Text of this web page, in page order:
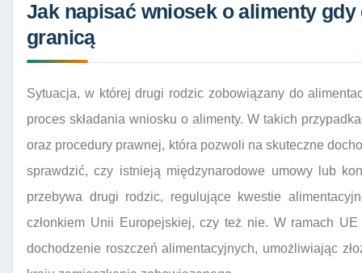
Jak napisać wniosek o alimenty
granicą
Sytuacja, w której drugi rodzic zobowiązany do
proces składania wniosku o alimenty. W takich
oraz procedury prawnej, która pozwoli na skuteczne
sprawdzić, czy istnieją międzynarodowe umowy lub
przebywa drugi rodzic, regulujące kwestie
członkiem Unii Europejskiej, czy też nie. W ramach
dochodzenie roszczeń alimentacyjnych, umożliwiając